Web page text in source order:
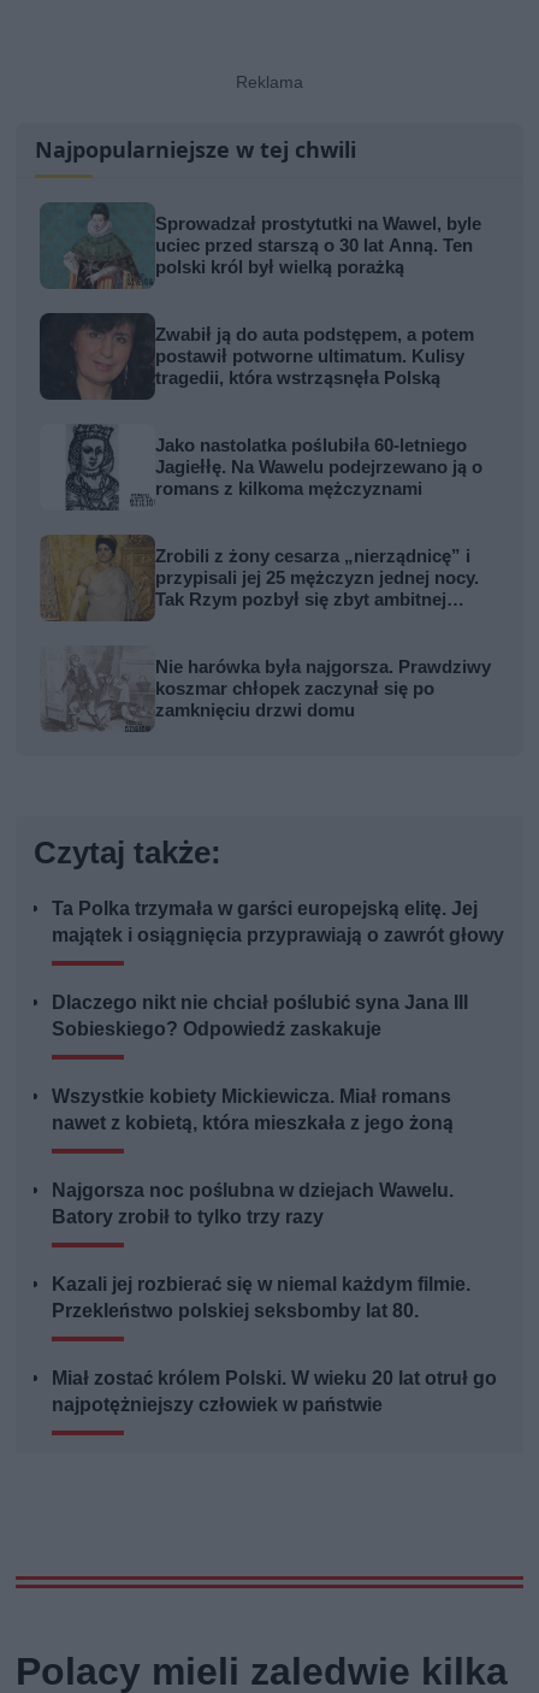
Najpopularniejsze w tej chwili
Sprowadzał prostytutki na Wawel, byle
uciec przed starszą o 30 lat Anną. Ten
polski król był wielką porażką
Zwabił ją do auta podstępem, a potem
postawił potworne ultimatum. Kulisy
tragedii, która wstrząsnęła Polską
Jako nastolatka poślubiła 60-letniego
Jagiełłę. Na Wawelu podejrzewano ją o
romans z kilkoma mężczyznami
Zrobili z żony cesarza „nierządnicę” i
przypisali jej 25 mężczyzn jednej nocy.
Tak Rzym pozbył się zbyt ambitnej
Nie harówka była najgorsza. Prawdziwy
koszmar chłopek zaczynał się po
zamknięciu drzwi domu
Czytaj także:
Ta Polka trzymała w garści europejską elitę. Jej
majątek i osiągnięcia przyprawiają o zawrót głowy
Dlaczego nikt nie chciał poślubić syna Jana III
Sobieskiego? Odpowiedź zaskakuje
Wszystkie kobiety Mickiewicza. Miał romans
nawet z kobietą, która mieszkała z jego żoną
Najgorsza noc poślubna w dziejach Wawelu.
Batory zrobił to tylko trzy razy
Kazali jej rozbierać się w niemal każdym filmie.
Przekleństwo polskiej seksbomby lat 80.
Miał zostać królem Polski. W wieku 20 lat otruł go
najpotężniejszy człowiek w państwie
Polacy mieli zaledwie kilka